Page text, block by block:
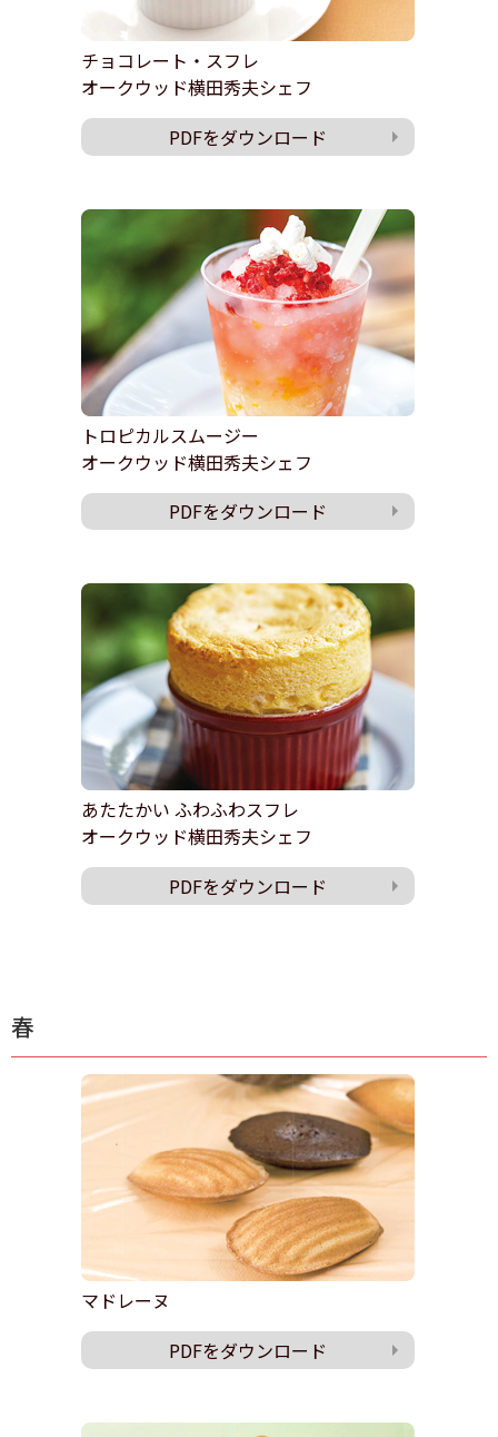
チョコレート・スフレ
オークウッド横田秀夫シェフ
PDFをダウンロード
トロピカルスムージー
オークウッド横田秀夫シェフ
PDFをダウンロード
あたたかい ふわふわスフレ
オークウッド横田秀夫シェフ
PDFをダウンロード
春
マドレーヌ
PDFをダウンロード